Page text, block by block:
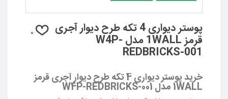
پوستر دیواری 4 تکه طرح دیوار آجری
قرمز 1WALL مدل W4P-
REDBRICKS-001
0
خرید پوستر دیواری 4 تکه طرح دیوار آجری قرمز
1WALL مدل W4P-REDBRICKS-001